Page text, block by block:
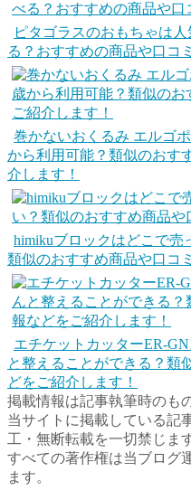
ピタゴラスのおもちゃは
る？おすすめの商品や口コ
巻かないおくるみ エルゴ
から利用可能？類似のおす
介します！
himikuブロックはどこで売
類似のおすすめ商品や口コ
エチケットカッターER-
と整えることができる？類
どをご紹介します！
掲載情報は記事執筆時のも
当サイトに掲載している記
工・無断転載を一切禁じます
すべての著作権は当ブログ
ます。